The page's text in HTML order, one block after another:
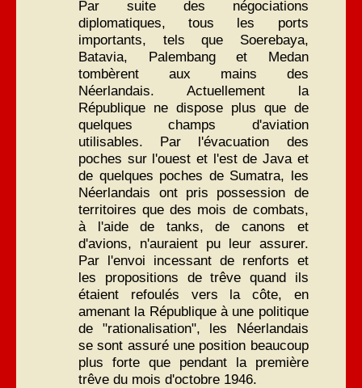
Par suite des négociations
diplomatiques, tous les ports
importants, tels que Soerebaya,
Batavia, Palembang et Medan
tombèrent aux mains des
Néerlandais. Actuellement la
République ne dispose plus que de
quelques champs d'aviation
utilisables. Par l'évacuation des
poches sur l'ouest et l'est de Java et
de quelques poches de Sumatra, les
Néerlandais ont pris possession de
territoires que des mois de combats,
à l'aide de tanks, de canons et
d'avions, n'auraient pu leur assurer.
Par l'envoi incessant de renforts et
les propositions de trêve quand ils
étaient refoulés vers la côte, en
amenant la République à une politique
de "rationalisation", les Néerlandais
se sont assuré une position beaucoup
plus forte que pendant la première
trêve du mois d'octobre 1946.